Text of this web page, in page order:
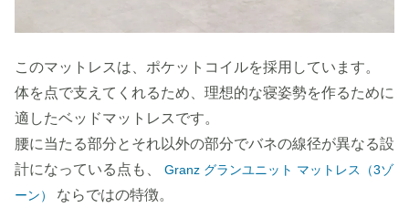
このマットレスは、ポケットコイルを採用しています。
体を点で支えてくれるため、理想的な寝姿勢を作るために
適したベッドマットレスです。
腰に当たる部分とそれ以外の部分でバネの線径が異なる設
計になっている点も、 Granz グランユニット マットレス（3ゾ
ーン）
ならではの特徴。